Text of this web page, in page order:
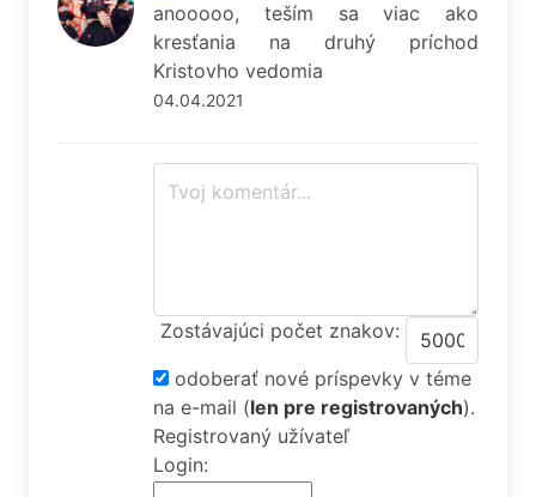
anooooo, teším sa viac ako
kresťania na druhý príchod
Kristovho vedomia
04.04.2021
Zostávajúci počet znakov:
odoberať nové príspevky v téme
na e-mail (len pre registrovaných).
Registrovaný užívateľ
Login: